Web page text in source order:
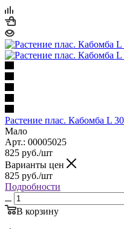
Растение плас. Кабомба L
Мало
Арт.: 00005025
825 руб./шт
Варианты цен
825 руб./шт
Подробности
В корзину